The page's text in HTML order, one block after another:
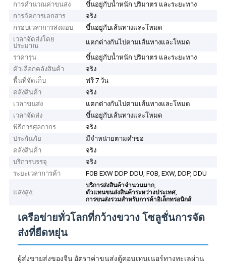
การคำนวณค่าขนส่ง
ขึ้นอยู่กับน้ำหนัก ปริมาตร และระยะทาง
การจัดการเอกสาร
จริง
กรอบเวลาการส่งมอบ
ขึ้นอยู่กับเส้นทางและโหมด
เวลาจัดส่งโดย
ประมาณ
แตกต่างกันไปตามเส้นทางและโหมด
ราคารุ่น
ขึ้นอยู่กับน้ำหนัก ปริมาตร และระยะทาง
ตัวเลือกคลังสินค้า
จริง
พื้นที่จัดเก็บ
ฟรี 7 วัน
คลังสินค้า
จริง
เวลาขนส่ง
แตกต่างกันไปตามเส้นทางและโหมด
เวลาจัดส่ง
ขึ้นอยู่กับเส้นทางและโหมด
พิธีการศุลกากร
จริง
ประกันภัย
มีจำหน่ายตามคำขอ
คลังสินค้า
จริง
บริการบรรจุ
จริง
ระยะเวลาการค้า
FOB EXW DDP DDU, FOB, EXW, DDP, DDU
แสงสูง:
บริการส่งสินค้าจํานวนมาก,
ตัวแทนขนส่งสินค้าระหว่างประเทศ,
การขนส่งรวมสําหรับการค้าอิเล็กทรอนิกส์
เครือข่ายทั่วโลกที่กว้างขวาง โซลูชั่นการจัด
ส่งที่ยืดหยุ่น
ผู้ส่งขายส่งของจีน อัตราค่าขนส่งตู้คอนเทนเนอร์ทางทะเลผ่าน